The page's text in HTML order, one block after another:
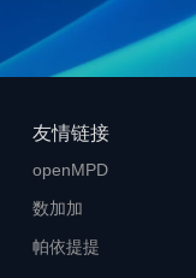
友情链接
openMPD
数加加
帕依提提